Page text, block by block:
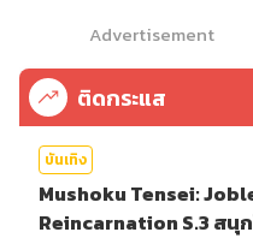
Advertisement
ติดกระแส
บันเทิง
Mushoku Tensei:
Reincarnation S.3 สนุก